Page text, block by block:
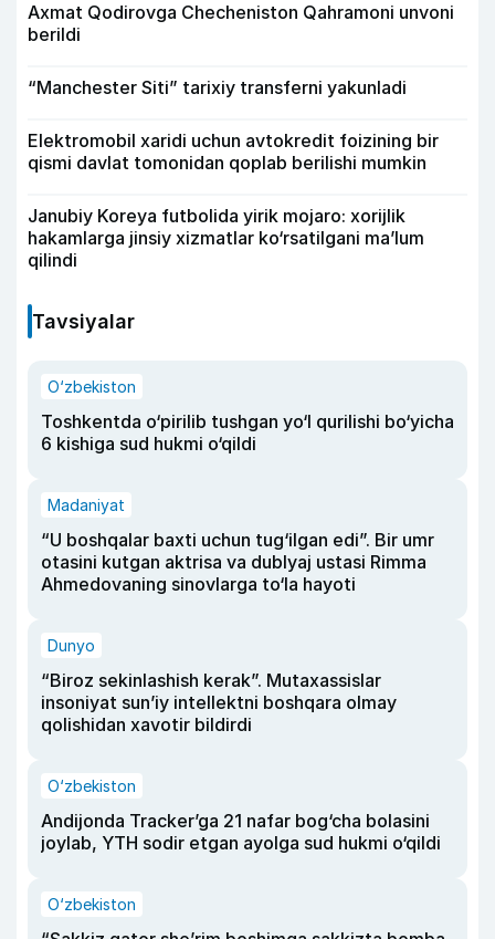
Axmat Qodirovga Checheniston Qahramoni unvoni
berildi
“Manchester Siti” tarixiy transferni yakunladi
Elektromobil xaridi uchun avtokredit foizining bir
qismi davlat tomonidan qoplab berilishi mumkin
Janubiy Koreya futbolida yirik mojaro: xorijlik
hakamlarga jinsiy xizmatlar ko‘rsatilgani ma’lum
qilindi
Tavsiyalar
O‘zbekiston
Toshkentda o‘pirilib tushgan yo‘l qurilishi bo‘yicha
6 kishiga sud hukmi o‘qildi
Madaniyat
“U boshqalar baxti uchun tug‘ilgan edi”. Bir umr
otasini kutgan aktrisa va dublyaj ustasi Rimma
Ahmedovaning sinovlarga to‘la hayoti
Dunyo
“Biroz sekinlashish kerak”. Mutaxassislar
insoniyat sun’iy intellektni boshqara olmay
qolishidan xavotir bildirdi
O‘zbekiston
Andijonda Tracker’ga 21 nafar bog‘cha bolasini
joylab, YTH sodir etgan ayolga sud hukmi o‘qildi
O‘zbekiston